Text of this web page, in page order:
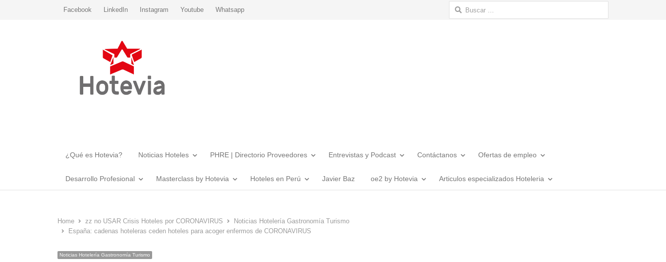
Facebook LinkedIn Instagram Youtube Whatsapp Buscar:
¿Qué es Hotevia? Noticias Hoteles PHRE | Directorio Proveedores Entrevistas y Podcast Contáctanos Ofertas de empleo
Desarrollo Profesional Masterclass by Hotevia Hoteles en Perú Javier Baz oe2 by Hotevia Articulos especializados Hoteleria
Home zz no USAR Crisis Hoteles por CORONAVIRUS
Noticias Hotelería Gastronomía Turismo
España: cadenas hoteleras ceden hoteles para acoger enfermos de CORONAVIRUS
Noticias Hotelería Gastronomía Turismo